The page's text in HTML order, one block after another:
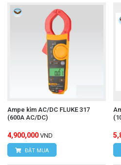
Ampe kìm AC/DC FLUKE 317
(600A AC/DC)
4,900,000 VND
ĐẶT MUA